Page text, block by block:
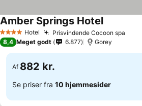
4 StjernerHotel Prisvindende Cocoon spa
Amber Springs Hotel
8,4 Meget godt 6.877 Gorey
Af 882 kr.
Se priser fra 10 hjemmesider